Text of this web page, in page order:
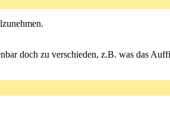
doch zu verschieden, z.B. was das